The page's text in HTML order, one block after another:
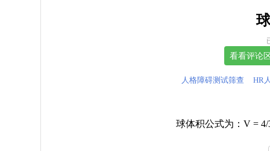
人格障碍测试筛查 HR
球体积公式为：V =